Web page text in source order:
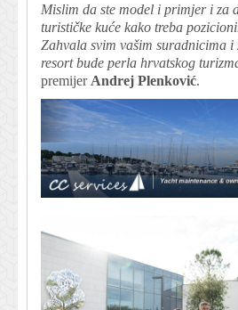
Mislim da ste model i primjer i za
turističke kuće kako treba
Zahvala svim vašim suradnicima i
resort bude perla hrvatskog
premijer Andrej Plenković.